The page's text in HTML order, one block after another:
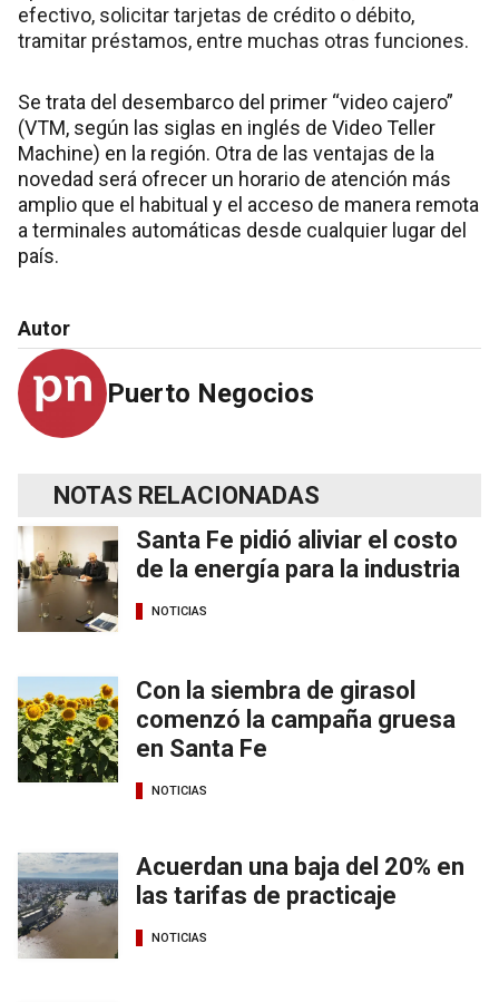
efectivo, solicitar tarjetas de crédito o débito,
tramitar préstamos, entre muchas otras funciones.
Se trata del desembarco del primer “video cajero”
(VTM, según las siglas en inglés de Video Teller
Machine) en la región. Otra de las ventajas de la
novedad será ofrecer un horario de atención más
amplio que el habitual y el acceso de manera remota
a terminales automáticas desde cualquier lugar del
país.
Autor
Puerto Negocios
NOTAS RELACIONADAS
Santa Fe pidió aliviar el costo
de la energía para la industria
NOTICIAS
Con la siembra de girasol
comenzó la campaña gruesa
en Santa Fe
NOTICIAS
Acuerdan una baja del 20% en
las tarifas de practicaje
NOTICIAS